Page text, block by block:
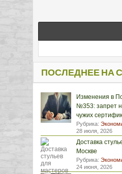
ПОСЛЕДНЕЕ НА
Изменения в
№353: запрет
чужих
Рубрика:
28 июля, 2026
Доставка
Москве
Рубрика:
24 июня, 2026